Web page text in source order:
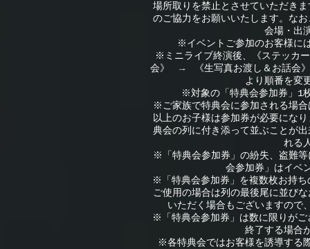
場所取りを禁止とさせていただき
のご協力をお願いいたします。な
会場・出
※イベントご参加のお客様に
※ミニライブ終演後、《ステッカ
会》 → 《生写真お渡し＆お話会》
より順番を変
※対象の「特典会参加券」1
※ご家族で特典会に参加される場
以上のお子様は参加券が必要にな
典会の列に付き添って並ぶことが
れる
※「特典会参加券」の紛失、盗難
会参加券」はイベ
※「特典会参加券」を複数枚お持
ご使用の場合は列の最後尾に並び
いただく場合もございますので
※「特典会参加券」は数に限りがご
終了する場合
※各特典会ではお客様を誘導する